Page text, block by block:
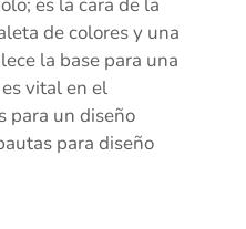
es la cara de la
de colores y una
la base para una
vital en el
para un diseño
para diseño